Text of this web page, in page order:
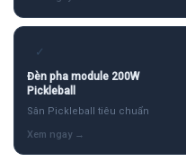
✓
Đèn pha module 200W
Pickleball
Sân Pickleball tiêu chuẩn